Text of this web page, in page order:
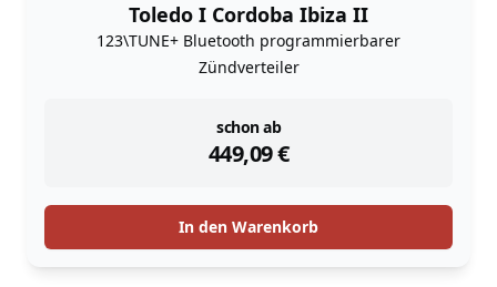
Toledo I Cordoba Ibiza II
123\TUNE+ Bluetooth programmierbarer
Zündverteiler
schon ab
449,09€
instock
In den Warenkorb